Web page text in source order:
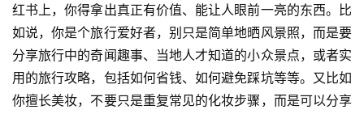
红书上，你得拿出真正有价值、能让人眼前一亮的东西。比
如说，你是个旅行爱好者，别只是简单地晒风景照，而是要
分享旅行中的奇闻趣事、当地人才知道的小众景点，或者实
用的旅行攻略，包括如何省钱、如何避免踩坑等等。又比如
你擅长美妆，不要只是重复常见的化妆步骤，而是可以分享